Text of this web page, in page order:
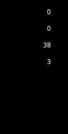
0
0
38
3